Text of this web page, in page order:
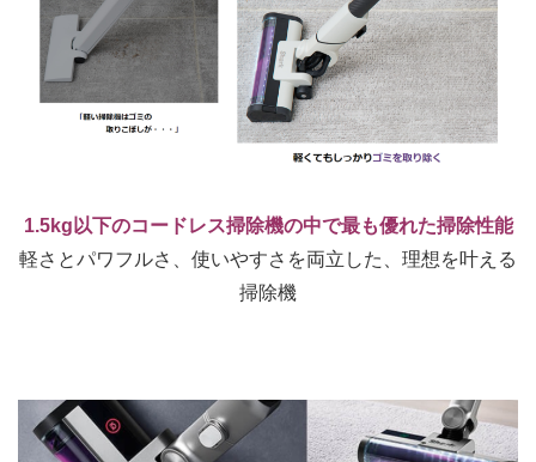
1.5kg以下のコードレス掃除機の中で最も優れた掃除性能
軽さとパワフルさ、使いやすさを両立した、理想を叶える
掃除機